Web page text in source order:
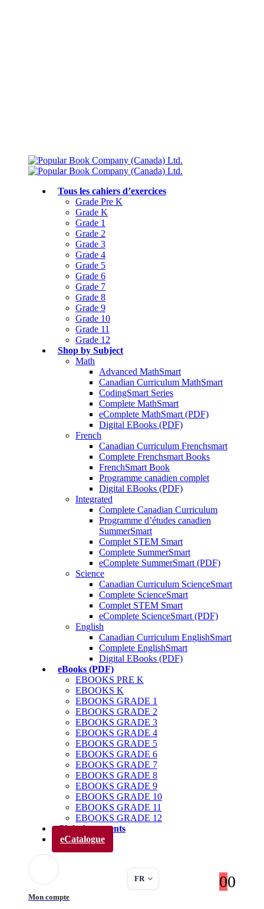
Tous les cahiers d’exercices
Grade Pre K
Grade K
Grade 1
Grade 2
Grade 3
Grade 4
Grade 5
Grade 6
Grade 7
Grade 8
Grade 9
Grade 10
Grade 11
Grade 12
Shop by Subject
Math
Advanced MathSmart
Canadian Curriculum MathSmart
CodingSmart Series
Complete MathSmart
eComplete MathSmart (PDF)
Digital EBooks (PDF)
French
Canadian Curriculum Frenchsmart
Complete Frenchsmart Books
FrenchSmart Book
Programme canadien complet
Digital EBooks (PDF)
Integrated
Complete Canadian Curriculum
Programme d’études canadien
SummerSmart
Complet STEM Smart
Complete SummerSmart
eComplete SummerSmart (PDF)
Science
Canadian Curriculum ScienceSmart
Complete ScienceSmart
Complet STEM Smart
eComplete ScienceSmart (PDF)
English
Canadian Curriculum EnglishSmart
Complete EnglishSmart
Digital EBooks (PDF)
eBooks (PDF)
EBOOKS PRE K
EBOOKS K
EBOOKS GRADE 1
EBOOKS GRADE 2
EBOOKS GRADE 3
EBOOKS GRADE 4
EBOOKS GRADE 5
EBOOKS GRADE 6
EBOOKS GRADE 7
EBOOKS GRADE 8
EBOOKS GRADE 9
EBOOKS GRADE 10
EBOOKS GRADE 11
EBOOKS GRADE 12
Club des parents
eCatalogue
Mon compte
FR 00